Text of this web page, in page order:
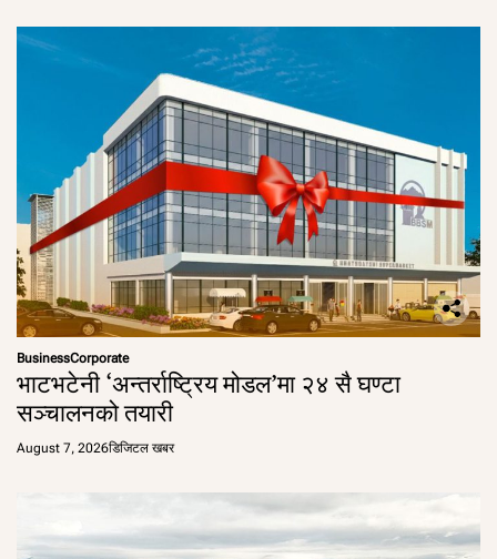
BusinessCorporate
भाटभटेनी ‘अन्तर्राष्ट्रिय मोडल’मा २४ सै घण्टा
सञ्चालनको तयारी
August 7, 2026डिजिटल खबर